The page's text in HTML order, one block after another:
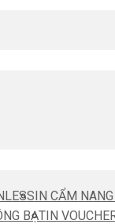
IN CẨM
BẠTIN